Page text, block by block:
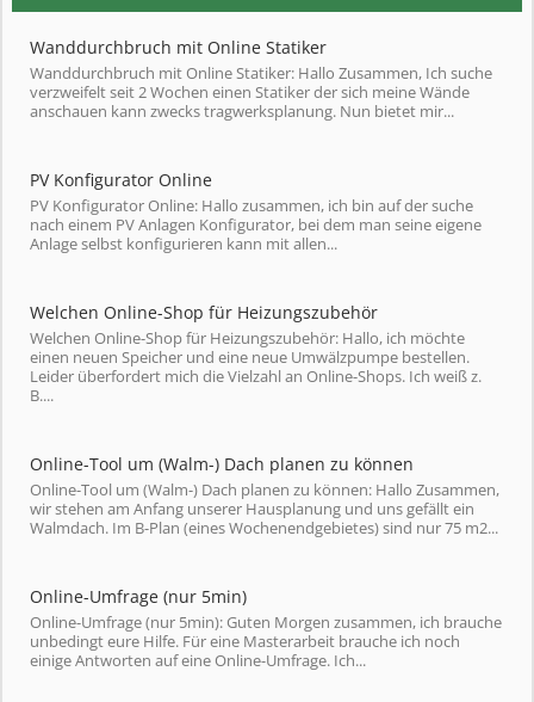
Wanddurchbruch mit Online Statiker
Wanddurchbruch mit Online Statiker: Hallo Zusammen, Ich suche
verzweifelt seit 2 Wochen einen Statiker der sich meine Wände
anschauen kann zwecks tragwerksplanung. Nun bietet mir...
PV Konfigurator Online
PV Konfigurator Online: Hallo zusammen, ich bin auf der suche
nach einem PV Anlagen Konfigurator, bei dem man seine eigene
Anlage selbst konfigurieren kann mit allen...
Welchen Online-Shop für Heizungszubehör
Welchen Online-Shop für Heizungszubehör: Hallo, ich möchte
einen neuen Speicher und eine neue Umwälzpumpe bestellen.
Leider überfordert mich die Vielzahl an Online-Shops. Ich weiß z.
B....
Online-Tool um (Walm-) Dach planen zu können
Online-Tool um (Walm-) Dach planen zu können: Hallo Zusammen,
wir stehen am Anfang unserer Hausplanung und uns gefällt ein
Walmdach. Im B-Plan (eines Wochenendgebietes) sind nur 75 m2...
Online-Umfrage (nur 5min)
Online-Umfrage (nur 5min): Guten Morgen zusammen, ich brauche
unbedingt eure Hilfe. Für eine Masterarbeit brauche ich noch
einige Antworten auf eine Online-Umfrage. Ich...